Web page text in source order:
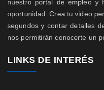
nuestro portal de empleo
oportunidad. Crea tu video
segundos y contar detalles
nos permitirán conocerte un
LINKS DE INTERÉS